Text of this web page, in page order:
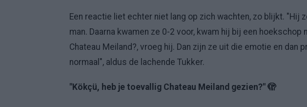
Een reactie liet echter niet lang op zich wachten, zo blijkt. "Hij
man. Daarna kwamen ze 0-2 voor, kwam hij bij een hoekschop
Chateau Meiland?, vroeg hij. Dan zijn ze uit die emotie en dan
normaal", aldus de lachende Tukker.
"Kökçü, heb je toevallig Chateau Meiland gezien?" 🫣